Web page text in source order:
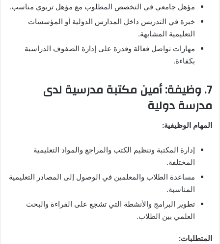
مؤهل جامعي في التخصص المطلوب مع مؤهل تربوي مناسب.
خبرة في التدريس داخل المدارس الدولية أو المؤسسات
التعليمية المشابهة.
مهارات تواصل فعالة وقدرة على إدارة الصفوف الدراسية
بكفاءة.
7. وظيفة: أمين مكتبة مدرسية لدى
مدرسة دولية
المهام الوظيفية:
إدارة المكتبة وتنظيم الكتب والمراجع والمواد التعليمية
المختلفة.
مساعدة الطلاب والمعلمين في الوصول إلى المصادر التعليمية
المناسبة.
تطوير البرامج والأنشطة التي تشجع على القراءة والبحث
العلمي بين الطلاب.
المتطلبات: